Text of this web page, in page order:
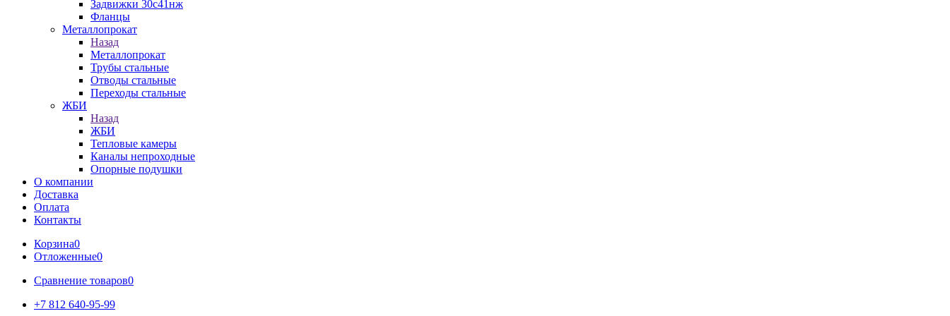
Задвижки 30с41нж
Фланцы
Металлопрокат
Назад
Металлопрокат
Трубы стальные
Отводы стальные
Переходы стальные
ЖБИ
Назад
ЖБИ
Тепловые камеры
Каналы непроходные
Опорные подушки
О компании
Доставка
Оплата
Контакты
Корзина0
Отложенные0
Сравнение товаров0
+7 812 640-95-99